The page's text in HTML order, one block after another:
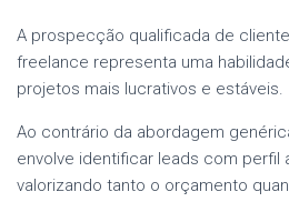
A prospecção qualificada de
freelance representa uma
projetos mais lucrativos e estáveis.
Ao contrário da abordagem
envolve identificar leads com perfil
valorizando tanto o orçamento